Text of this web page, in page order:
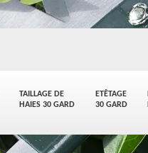
TAILLAGE DE
HAIES 30 GARD
ETÊTAGE
30 GARD